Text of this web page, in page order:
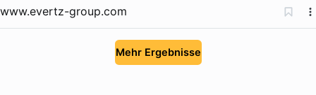
www.evertz-group.com
Mehr Ergebnisse